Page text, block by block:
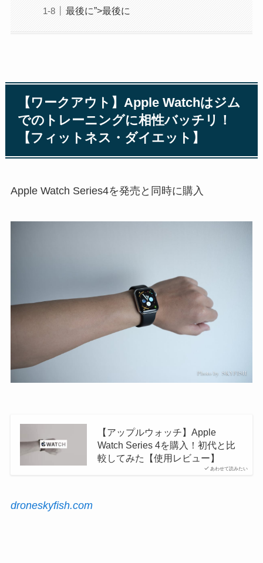
最後に”>最後に
【ワークアウト】Apple Watchはジム
でのトレーニングに相性バッチリ！
【フィットネス・ダイエット】
Apple Watch Series4を発売と同時に購入
あわせて読みたい
【アップルウォッチ】Apple
Watch Series 4を購入！初代と比
較してみた【使用レビュー】
droneskyfish.com